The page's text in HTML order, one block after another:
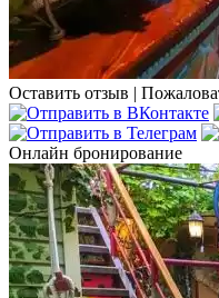
Оставить отзыв |
Онлайн бронирование